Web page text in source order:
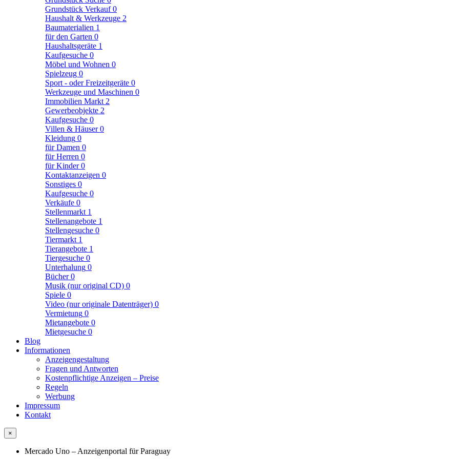
Grundstück Verkauf0
Haushalt & Werkzeuge 2
Baumaterialien 1
für den Garten 0
Haushaltsgeräte 1
Kaufgesuche 0
Möbel und Wohnen 0
Spielzeug 0
Sport - oder Freizeitgeräte 0
Werkzeuge und Maschinen 0
Immobilien Markt 2
Gewerbeobjekte 2
Kaufgesuche 0
Villen & Häuser0
Kleidung 0
für Damen 0
für Herren 0
für Kinder0
Kontaktanzeigen 0
Sonstiges 0
Kaufgesuche 0
Verkäufe 0
Stellenmarkt 1
Stellenangebote 1
Stellengesuche 0
Tiermarkt 1
Tierangebote 1
Tiergesuche 0
Unterhalung 0
Bücher0
Musik (nur original CD) 0
Spiele 0
Video (nur originale Datenträger) 0
Vermietung 0
Mietangebote 0
Mietgesuche 0
Blog
Informationen
Anzeigengestaltung
Fragen und Antworten
Kostenpflichtige Anzeigen – Preise
Regeln
Werbung
Impressum
Kontakt
×
Mercado Uno – Anzeigenportal für Paraguay